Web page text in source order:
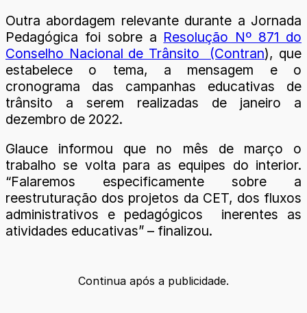
Outra abordagem relevante durante a Jornada
Pedagógica foi sobre a Resolução Nº 871 do
Conselho Nacional de Trânsito (Contran), que
estabelece o tema, a mensagem e o
cronograma das campanhas educativas de
trânsito a serem realizadas de janeiro a
dezembro de 2022.
Glauce informou que no mês de março o
trabalho se volta para as equipes do interior.
“Falaremos especificamente sobre a
reestruturação dos projetos da CET, dos fluxos
administrativos e pedagógicos inerentes as
atividades educativas” – finalizou.
Continua após a publicidade.